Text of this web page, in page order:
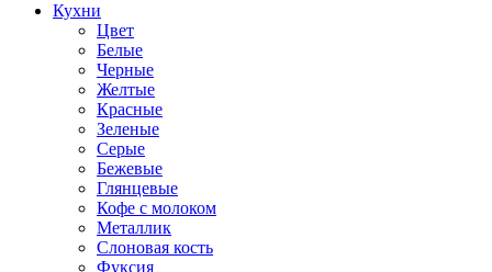
Кухни
Цвет
Белые
Черные
Желтые
Красные
Зеленые
Серые
Бежевые
Глянцевые
Кофе с молоком
Металлик
Слоновая кость
Фуксия